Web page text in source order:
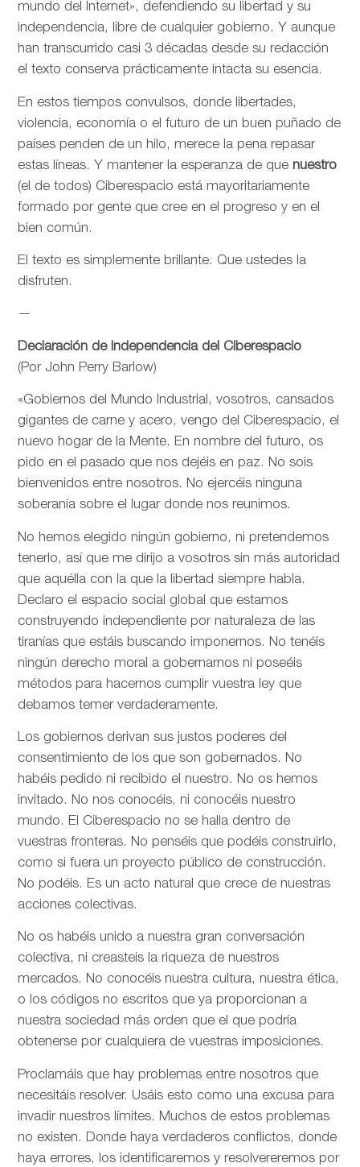
mundo del Internet», defendiendo su libertad y su
independencia, libre de cualquier gobierno. Y aunque
han transcurrido casi 3 décadas desde su redacción
el texto conserva prácticamente intacta su esencia.
En estos tiempos convulsos, donde libertades,
violencia, economía o el futuro de un buen puñado de
países penden de un hilo, merece la pena repasar
estas líneas. Y mantener la esperanza de que nuestro
(el de todos) Ciberespacio está mayoritariamente
formado por gente que cree en el progreso y en el
bien común.
El texto es simplemente brillante. Que ustedes la
disfruten.
—
Declaración de Independencia del Ciberespacio
(Por John Perry Barlow)
«Gobiernos del Mundo Industrial, vosotros, cansados
gigantes de carne y acero, vengo del Ciberespacio, el
nuevo hogar de la Mente. En nombre del futuro, os
pido en el pasado que nos dejéis en paz. No sois
bienvenidos entre nosotros. No ejercéis ninguna
soberanía sobre el lugar donde nos reunimos.
No hemos elegido ningún gobierno, ni pretendemos
tenerlo, así que me dirijo a vosotros sin más autoridad
que aquélla con la que la libertad siempre habla.
Declaro el espacio social global que estamos
construyendo independiente por naturaleza de las
tiranías que estáis buscando imponernos. No tenéis
ningún derecho moral a gobernarnos ni poseéis
métodos para hacernos cumplir vuestra ley que
debamos temer verdaderamente.
Los gobiernos derivan sus justos poderes del
consentimiento de los que son gobernados. No
habéis pedido ni recibido el nuestro. No os hemos
invitado. No nos conocéis, ni conocéis nuestro
mundo. El Ciberespacio no se halla dentro de
vuestras fronteras. No penséis que podéis construirlo,
como si fuera un proyecto público de construcción.
No podéis. Es un acto natural que crece de nuestras
acciones colectivas.
No os habéis unido a nuestra gran conversación
colectiva, ni creasteis la riqueza de nuestros
mercados. No conocéis nuestra cultura, nuestra ética,
o los códigos no escritos que ya proporcionan a
nuestra sociedad más orden que el que podría
obtenerse por cualquiera de vuestras imposiciones.
Proclamáis que hay problemas entre nosotros que
necesitáis resolver. Usáis esto como una excusa para
invadir nuestros límites. Muchos de estos problemas
no existen. Donde haya verdaderos conflictos, donde
haya errores, los identificaremos y resolvereremos por